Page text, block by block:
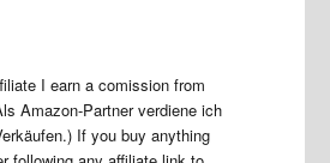
I earn a comission from
Amazon-Partner verdiene ich
If you buy anything